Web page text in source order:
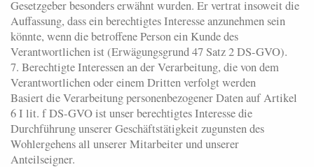
Gesetzgeber besonders erwähnt wurden. Er vertrat insoweit die
Auffassung, dass ein berechtigtes Interesse anzunehmen sein
könnte, wenn die betroffene Person ein Kunde des
Verantwortlichen ist (Erwägungsgrund 47 Satz 2 DS-GVO).
7. Berechtigte Interessen an der Verarbeitung, die von dem
Verantwortlichen oder einem Dritten verfolgt werden
Basiert die Verarbeitung personenbezogener Daten auf Artikel
6 I lit. f DS-GVO ist unser berechtigtes Interesse die
Durchführung unserer Geschäftstätigkeit zugunsten des
Wohlergehens all unserer Mitarbeiter und unserer
Anteilseigner.